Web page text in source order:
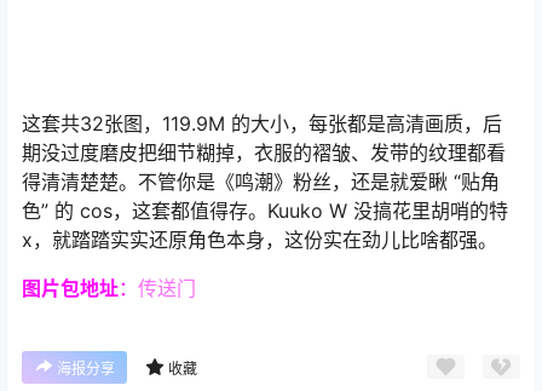
这套共32张图，119.9M 的大小，每张都是高清画质，后
期没过度磨皮把细节糊掉，衣服的褶皱、发带的纹理都看
得清清楚楚。不管你是《鸣潮》粉丝，还是就爱瞅 “贴角
色” 的 cos，这套都值得存。Kuuko W 没搞花里胡哨的特
x，就踏踏实实还原角色本身，这份实在劲儿比啥都强。
图片包地址： 传送门
海报分享 收藏